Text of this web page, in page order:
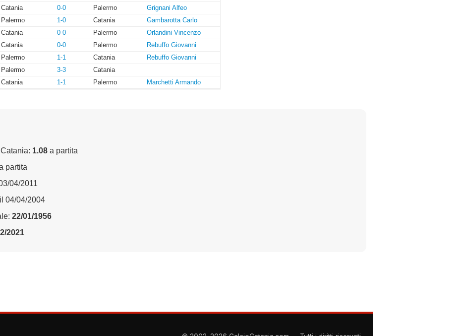
Catania 0-0 Palermo
Grignani Alfeo
Palermo 1-0 Catania
Gambarotta Carlo
Catania 0-0 Palermo
Orlandini Vincenzo
Catania 0-0 Palermo
Rebuffo Giovanni
Palermo 1-1 Catania
Rebuffo Giovanni
Palermo 3-3
Catania
Catania 1-1 Palermo Marchetti Armando
1.08 a partita
partita
04/2011
il 04/04/2004
22/01/1956
2021